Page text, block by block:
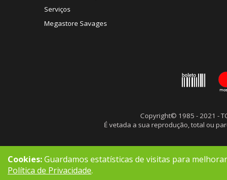
Serviços
Megastore Savages
Copyright© 1985 - 2021 -
É vetada a sua reprodução, total ou
Cookies:Guardamos estatísticas de visitas para
Política de Privacidade.